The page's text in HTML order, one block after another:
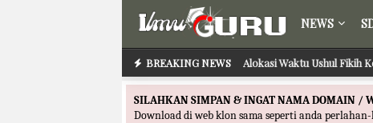
NEWS
BREAKING NEWS Alokasi Waktu Ushul Fikih
SILAHKAN SIMPAN & INGAT NAMA DOMAIN /
Download di web klon sama seperti anda